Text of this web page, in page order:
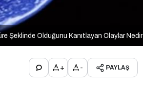
Şeklinde Olduğunu Kanıtlayan Olaylar Nedir
+ - PAYLAŞ